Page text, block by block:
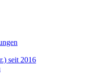
seit 2016